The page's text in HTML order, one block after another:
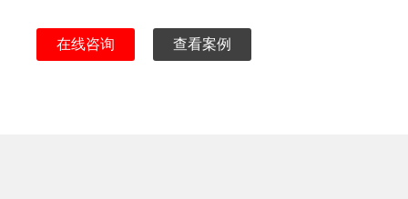
在线咨询 查看案例